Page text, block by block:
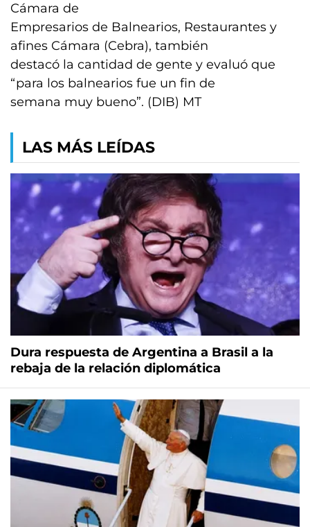
Cámara de
Empresarios de Balnearios, Restaurantes y
afines Cámara (Cebra), también
destacó la cantidad de gente y evaluó que
“para los balnearios fue un fin de
semana muy bueno”. (DIB) MT
LAS MÁS LEÍDAS
Dura respuesta de Argentina a Brasil a la
rebaja de la relación diplomática